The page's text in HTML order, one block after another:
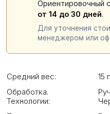
Ориентировочный
от 14 до 30 дней.
Для уточнения
менеджером или
Средний вес:
15
Обработка.
Технологии: